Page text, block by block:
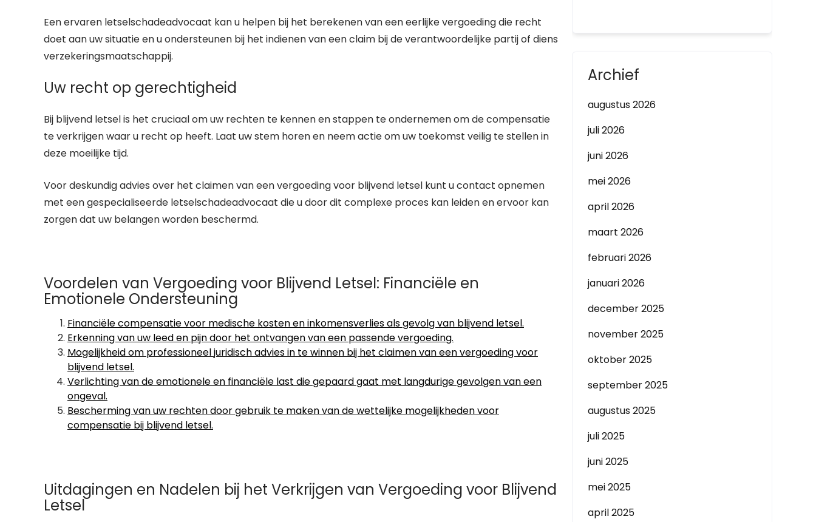
Een ervaren letselschadeadvocaat kan u helpen bij het berekenen van een eerlijke vergoeding die recht
doet aan uw situatie en u ondersteunen bij het indienen van een claim bij de verantwoordelijke partij of diens
verzekeringsmaatschappij.
Uw recht op gerechtigheid
Bij blijvend letsel is het cruciaal om uw rechten te kennen en stappen te ondernemen om de compensatie
te verkrijgen waar u recht op heeft. Laat uw stem horen en neem actie om uw toekomst veilig te stellen in
deze moeilijke tijd.
Voor deskundig advies over het claimen van een vergoeding voor blijvend letsel kunt u contact opnemen
met een gespecialiseerde letselschadeadvocaat die u door dit complexe proces kan leiden en ervoor kan
zorgen dat uw belangen worden beschermd.
Voordelen van Vergoeding voor Blijvend Letsel: Financiële en
Emotionele Ondersteuning
Financiële compensatie voor medische kosten en inkomensverlies als gevolg van blijvend letsel.
Erkenning van uw leed en pijn door het ontvangen van een passende vergoeding.
Mogelijkheid om professioneel juridisch advies in te winnen bij het claimen van een vergoeding voor
blijvend letsel.
Verlichting van de emotionele en financiële last die gepaard gaat met langdurige gevolgen van een
ongeval.
Bescherming van uw rechten door gebruik te maken van de wettelijke mogelijkheden voor
compensatie bij blijvend letsel.
Uitdagingen en Nadelen bij het Verkrijgen van Vergoeding voor Blijvend
Letsel
Archief
augustus 2026
juli 2026
juni 2026
mei 2026
april 2026
maart 2026
februari 2026
januari 2026
december 2025
november 2025
oktober 2025
september 2025
augustus 2025
juli 2025
juni 2025
mei 2025
april 2025